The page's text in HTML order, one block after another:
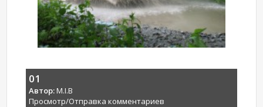
01
Автор:M.I.B
Просмотр/Отправка комментариев